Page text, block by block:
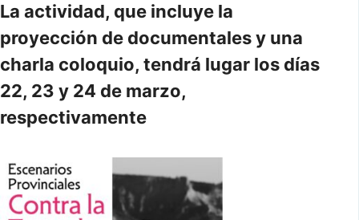
La actividad, que incluye la
proyección de documentales y una
charla coloquio, tendrá lugar los días
22, 23 y 24 de marzo,
respectivamente